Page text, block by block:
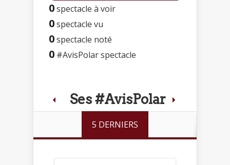
0spectacle à voir
0spectacle vu
0spectacle noté
0 #AvisPolar spectacle
Ses #AvisPolar
5 DERNIERS